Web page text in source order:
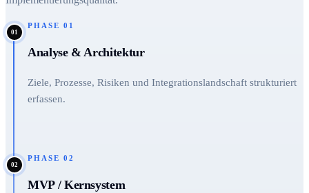
01
PHASE 01
Analyse & Architektur
Ziele, Prozesse, Risiken und Integrationslandschaft strukturiert
erfassen.
02
PHASE 02
MVP / Kernsystem